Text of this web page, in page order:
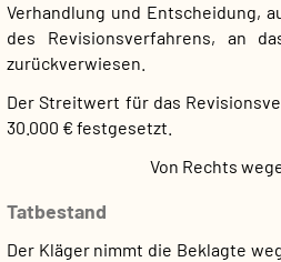
Verhandlung und Entscheidung,
des Revisionsverfahrens, an
zurückverwiesen.
Der Streitwert für das
30.000 € festgesetzt.
Von Rechts
Tatbestand
Der Kläger nimmt die Beklagte